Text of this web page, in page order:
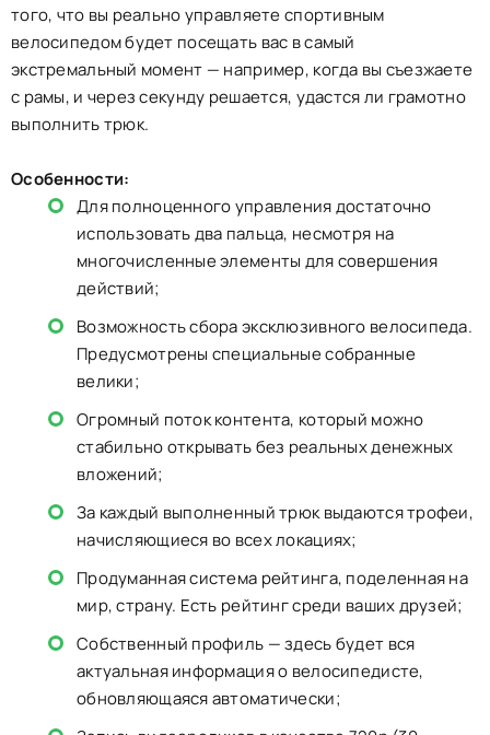
того, что вы реально управляете спортивным
велосипедом будет посещать вас в самый
экстремальный момент — например, когда вы съезжаете
с рамы, и через секунду решается, удастся ли грамотно
выполнить трюк.
Особенности:
Для полноценного управления достаточно
использовать два пальца, несмотря на
многочисленные элементы для совершения
действий;
Возможность сбора эксклюзивного велосипеда.
Предусмотрены специальные собранные
велики;
Огромный поток контента, который можно
стабильно открывать без реальных денежных
вложений;
За каждый выполненный трюк выдаются трофеи,
начисляющиеся во всех локациях;
Продуманная система рейтинга, поделенная на
мир, страну. Есть рейтинг среди ваших друзей;
Собственный профиль — здесь будет вся
актуальная информация о велосипедисте,
обновляющаяся автоматически;